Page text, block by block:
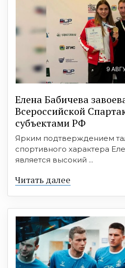
9
Елена Бабичева
Всероссийской
субъектами РФ
Ярким подтверждением
спортивного характера
является высокий ...
Читать далее